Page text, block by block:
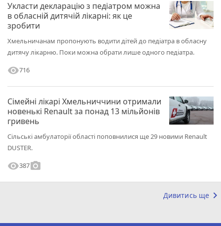
Укласти декларацію з педіатром можна
в обласній дитячій лікарні: як це
зробити
Хмельничанам пропонують водити дітей до педіатра в обласну
дитячу лікарню. Поки можна обрати лише одного педіатра.
visibility716
Сімейні лікарі Хмельниччини отримали
новенькі Renault за понад 13 мільйонів
гривень
Сільські амбулаторії області поповнилися ще 29 новими Renault
DUSTER.
visibility387photo_camera
Дивитись ще keyboard_arrow_right